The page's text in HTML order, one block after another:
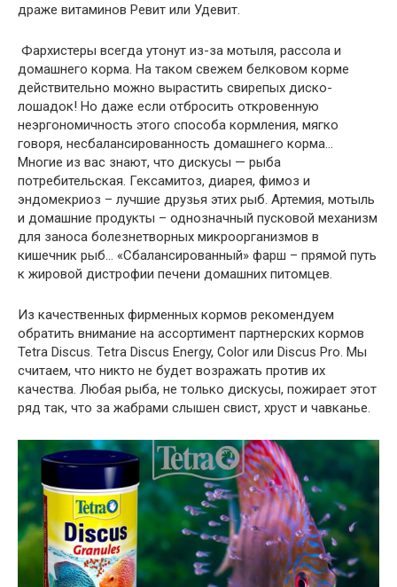
драже витаминов Ревит или Удевит.
Фархистеры всегда утонут из-за мотыля, рассола и
домашнего корма. На таком свежем белковом корме
действительно можно вырастить свирепых диско-
лошадок! Но даже если отбросить откровенную
неэргономичность этого способа кормления, мягко
говоря, несбалансированность домашнего корма…
Многие из вас знают, что дискусы — рыба
потребительская. Гексамитоз, диарея, фимоз и
эндомекриоз – лучшие друзья этих рыб. Артемия, мотыль
и домашние продукты – однозначный пусковой механизм
для заноса болезнетворных микроорганизмов в
кишечник рыб… «Сбалансированный» фарш – прямой путь
к жировой дистрофии печени домашних питомцев.
Из качественных фирменных кормов рекомендуем
обратить внимание на ассортимент партнерских кормов
Tetra Discus. Tetra Discus Energy, Color или Discus Pro. Мы
считаем, что никто не будет возражать против их
качества. Любая рыба, не только дискусы, пожирает этот
ряд так, что за жабрами слышен свист, хруст и чавканье.